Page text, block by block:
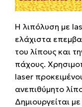
Η λιπόλυση με
ελάχιστα
του λίπους και
πάχους.
laser
ανεπιθύμητο
Δημιουργείται